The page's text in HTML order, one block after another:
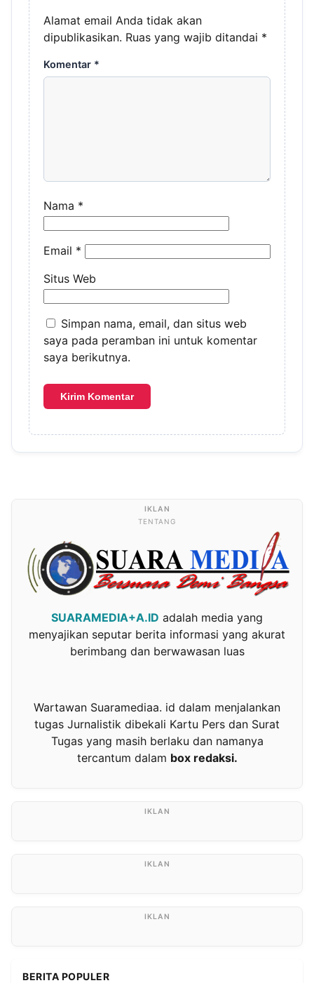
Alamat email Anda tidak akan
dipublikasikan. Ruas yang wajib ditandai *
Komentar *
Nama *
Email *
Situs Web
Simpan nama, email, dan situs web
saya pada peramban ini untuk komentar
saya berikutnya.
TENTANG
SUARAMEDIA+A.ID adalah media yang
menyajikan seputar berita informasi yang akurat
berimbang dan berwawasan luas
Wartawan Suaramediaa. id dalam menjalankan
tugas Jurnalistik dibekali Kartu Pers dan Surat
Tugas yang masih berlaku dan namanya
tercantum dalam box redaksi.
BERITA POPULER